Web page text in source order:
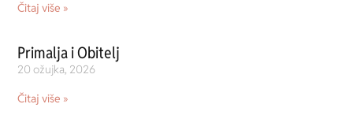
Čitaj više »
Primalja i Obitelj
20 ožujka, 2026
Čitaj više »